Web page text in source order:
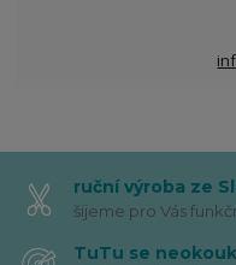
ruční výroba ze
šijeme pro Vás
TuTu se